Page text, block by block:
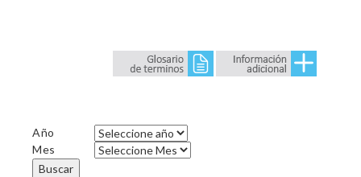
Año
Mes
Buscar